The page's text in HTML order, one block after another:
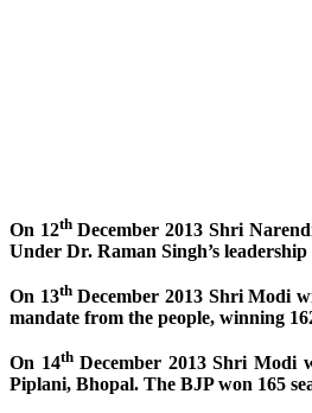
On 12thDecember 2013 Shri
Under Dr. Raman Singh’s
On 13thDecember 2013 Shri Modi
mandate from the people, winning
On 14thDecember 2013 Shri Modi
Piplani, Bhopal. The BJP won 165